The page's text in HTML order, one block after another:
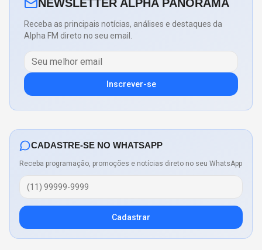
NEWSLETTER ALPHA PANORAMA
Receba as principais notícias, análises e destaques da
Alpha FM direto no seu email.
Inscrever-se
CADASTRE-SE NO WHATSAPP
Receba programação, promoções e notícias direto no seu WhatsApp
Cadastrar